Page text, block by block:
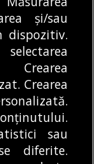
și/sau
dispozitiv.
Crearea
Crearea
sau
diferite.